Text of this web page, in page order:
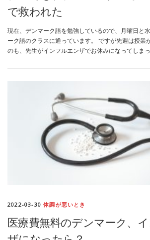
で救われた
現在、デンマーク語を勉強しているので、月曜日と
ーク語のクラスに通っています。 ですが先週は授業
のも、先生がインフルエンザでお休みになってしま
2022-03-30体調が悪いとき
医療費無料のデンマーク、